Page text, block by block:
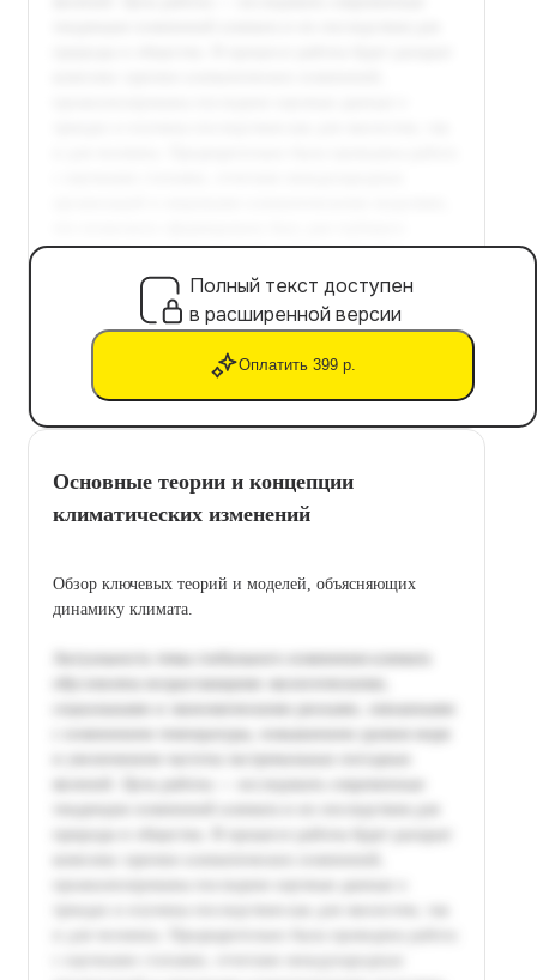
Полный текст доступен
в расширенной версии
Оплатить 399 р.
Основные теории и концепции
климатических изменений
Обзор ключевых теорий и моделей, объясняющих
динамику климата.